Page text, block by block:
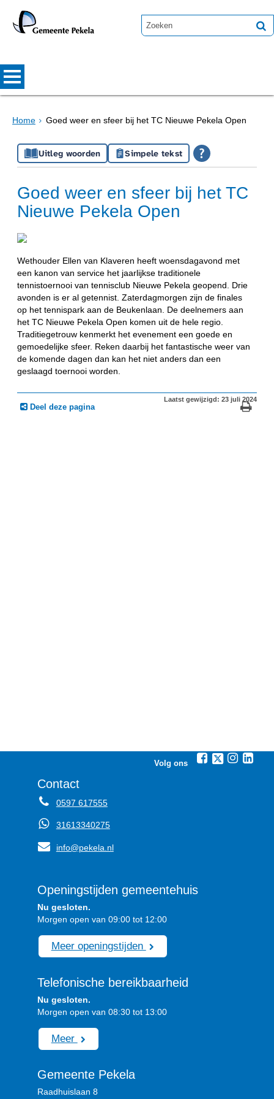
Home Goed weer en sfeer bij het TC Nieuwe Pekela Open
Uitleg woorden Simpele tekst
Goed weer en sfeer bij het TC
Nieuwe Pekela Open
Wethouder Ellen van Klaveren heeft woensdagavond met
een kanon van service het jaarlijkse traditionele
tennistoernooi van tennisclub Nieuwe Pekela geopend. Drie
avonden is er al getennist. Zaterdagmorgen zijn de finales
op het tennispark aan de Beukenlaan. De deelnemers aan
het TC Nieuwe Pekela Open komen uit de hele regio.
Traditiegetrouw kenmerkt het evenement een goede en
gemoedelijke sfeer. Reken daarbij het fantastische weer van
de komende dagen dan kan het niet anders dan een
geslaagd toernooi worden.
Deel deze pagina
Laatst gewijzigd: 23 juli 2024
Volg ons
Contact
0597 617555
31613340275
info@pekela.nl
Openingstijden gemeentehuis
Nu gesloten.
Morgen open van 09:00 tot 12:00
Meer openingstijden
Telefonische bereikbaarheid
Nu gesloten.
Morgen open van 08:30 tot 13:00
Meer
Gemeente Pekela
Raadhuislaan 8